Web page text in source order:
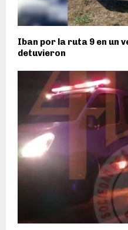
Iban por la ruta 9 en un
detuvieron